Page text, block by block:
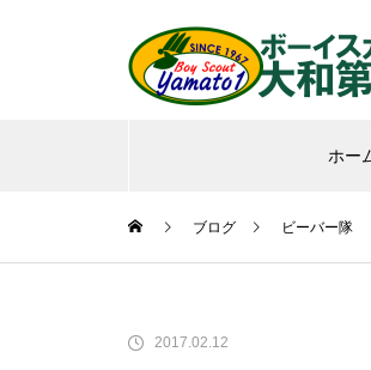
ホー
ブログ ビーバー隊
2017.02.12